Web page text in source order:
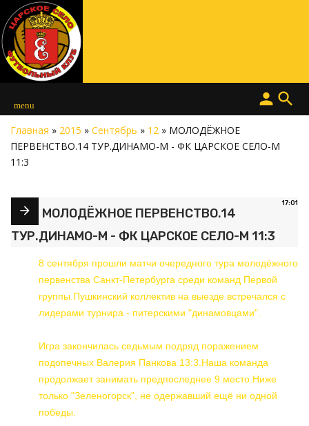
menu search
person
Главная » 2015 » Сентябрь » 12 » МОЛОДЁЖНОЕ
ПЕРВЕНСТВО.14 ТУР.ДИНАМО-М - ФК ЦАРСКОЕ СЕЛО-М
11:3
17:01
МОЛОДЁЖНОЕ ПЕРВЕНСТВО.14
ТУР.ДИНАМО-М - ФК ЦАРСКОЕ СЕЛО-М 11:3
8 сентября прошли матчи очередного тура молодёжного
первенства Санкт-Петербурга среди команд Первой
группы.Пушкинский коллектив на выезде встречался с
лидерами турнира - питерскими "динамовцами".
Игра закончилась седьмым подряд поражением
подопечных Валерия Панкова 13:3.Наша команда
продолжает занимать предпоследнее 9 место.Ниже
только "Зеленогорск", не одержавший ещё ни одной
победы.